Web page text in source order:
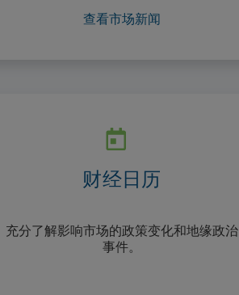
查看市场新闻
财经日历
充分了解影响市场的政策变化和地缘政治
事件。